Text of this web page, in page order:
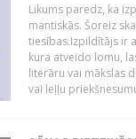
Likums paredz, ka
mantiskās. Šoreiz
tiesības.Izpildītājs ir
kura atveido lomu,
literāru vai mākslas
vai leļļu